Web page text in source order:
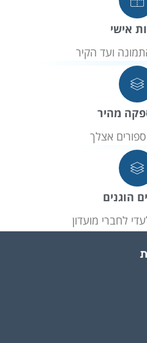
אישי
ועד הקיר
מהיר
ספורים אצלך
הוגנים
לחברי מועדון